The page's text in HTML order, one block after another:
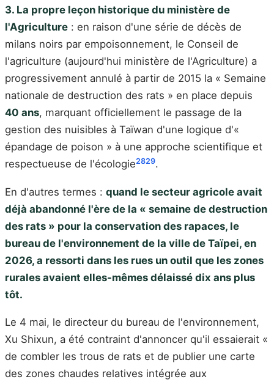
3. La propre leçon historique du ministère de
l'Agriculture : en raison d'une série de décès de
milans noirs par empoisonnement, le Conseil de
l'agriculture (aujourd'hui ministère de l'Agriculture) a
progressivement annulé à partir de 2015 la « Semaine
nationale de destruction des rats » en place depuis
40 ans, marquant officiellement le passage de la
gestion des nuisibles à Taïwan d'une logique d'«
épandage de poison » à une approche scientifique et
respectueuse de l'écologie2829.
En d'autres termes : quand le secteur agricole avait
déjà abandonné l'ère de la « semaine de destruction
des rats » pour la conservation des rapaces, le
bureau de l'environnement de la ville de Taïpei, en
2026, a ressorti dans les rues un outil que les zones
rurales avaient elles-mêmes délaissé dix ans plus
tôt.
Le 4 mai, le directeur du bureau de l'environnement,
Xu Shixun, a été contraint d'annoncer qu'il essaierait «
de combler les trous de rats et de publier une carte
des zones chaudes relatives intégrée aux